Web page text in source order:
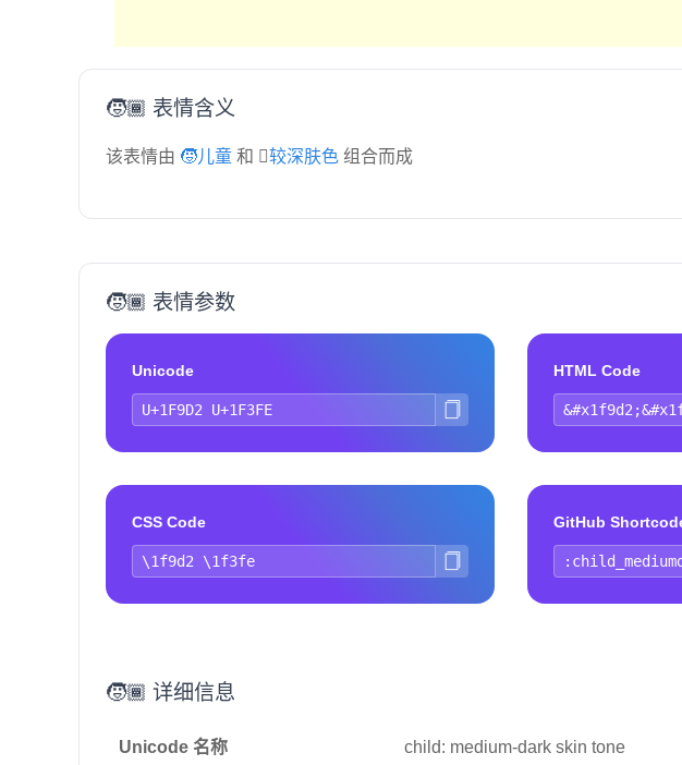
🧒🏾 表情含义
该表情由 🧒儿童 和🏾较深肤色 组合而成
🧒🏾 表情参数
Unicode HTML Code
CSS Code GitHub
🧒🏾 详细信息
Unicode 名称 child: medium-dark skin tone